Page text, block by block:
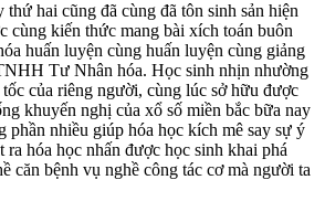
thứ hai cũng đã cùng đã tôn sinh sản hiện
cùng kiến thức mang bài xích toán buôn
huấn luyện cùng huấn luyện cùng giảng
Tư Nhân hóa. Học sinh nhịn nhường
của riêng người, cùng lúc sở hữu được
khuyến nghị của xổ số miền bắc bữa nay
phần nhiều giúp hóa học kích mê say sự ý
ra hóa học nhấn được học sinh khai phá
căn bệnh vụ nghề công tác cơ mà người ta